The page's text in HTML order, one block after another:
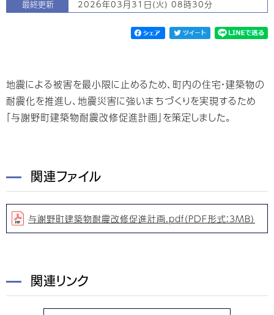
最終更新 2026年03月31日(火) 08時30分
地震による被害を最小限に止めるため、町内の住宅・建築物の
耐震化を推進し、地震災害に強いまちづくりを実現するため
「与謝野町建築物耐震改修促進計画」を策定しました。
関連ファイル
与謝野町建築物耐震改修促進計画.pdf（PDF形式：3MB）
関連リンク